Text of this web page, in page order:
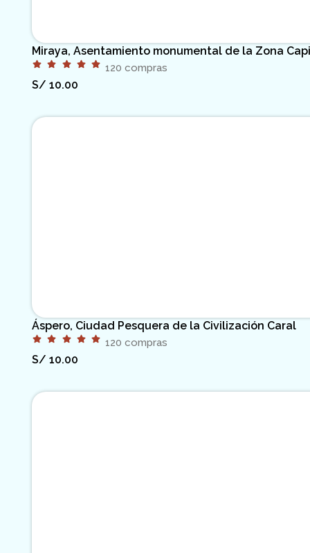
Miraya, Asentamiento monumental de la Zona
120 compras
S/ 10.00
Áspero, Ciudad Pesquera de la Civilización Caral
120 compras
S/ 10.00